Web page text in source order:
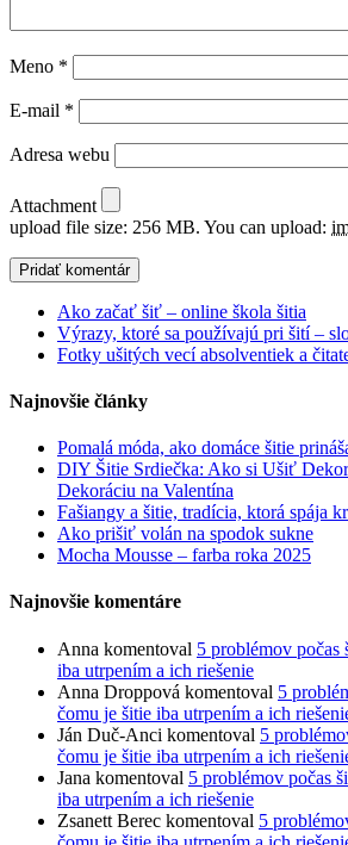
Meno *
E-mail *
Adresa webu
Attachment
upload file size: 256 MB. You can upload:
Ako začať šiť – online škola šitia
Výrazy, ktoré sa používajú pri šití –
Fotky ušitých vecí absolventiek a
Najnovšie články
Pomalá móda, ako domáce šitie
DIY Šitie Srdiečka: Ako si Ušiť
Dekoráciu na Valentína
Fašiangy a šitie, tradícia, ktorá spája
Ako prišiť volán na spodok sukne
Mocha Mousse – farba roka 2025
Najnovšie komentáre
Anna komentoval 5 problémov
iba utrpením a ich riešenie
Anna Droppová komentoval 5
čomu je šitie iba utrpením a ich
Ján Duč-Anci komentoval 5
čomu je šitie iba utrpením a ich
Jana komentoval 5 problémov počas
iba utrpením a ich riešenie
Zsanett Berec komentoval 5